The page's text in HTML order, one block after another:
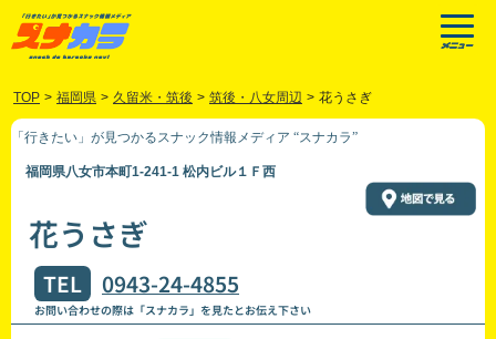
TOP > 福岡県 > 久留米・筑後 > 筑後・八女周辺 > 花うさぎ
「行きたい」が見つかるスナック情報メディア “スナカラ”
福岡県八女市本町1-241-1 松内ビル１Ｆ西
花うさぎ
TEL 0943-24-4855
お問い合わせの際は「スナカラ」を見たとお伝え下さい